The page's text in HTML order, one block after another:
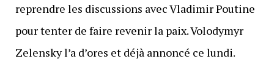
reprendre les discussions avec Vladimir Poutine
pour tenter de faire revenir la paix. Volodymyr
Zelensky l’a d’ores et déjà annoncé ce lundi.